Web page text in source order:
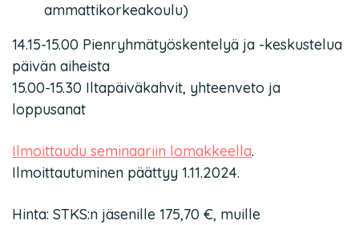
ammattikorkeakoulu)
14.15-15.00 Pienryhmätyöskentelyä ja -keskustelua
päivän aiheista
15.00-15.30 Iltapäiväkahvit, yhteenveto ja
loppusanat
Ilmoittaudu seminaariin lomakkeella.
Ilmoittautuminen päättyy 1.11.2024.
Hinta: STKS:n jäsenille 175,70 €, muille